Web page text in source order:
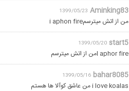
Aminking83
1399/05/23
من از اتش میترسمi aphon fire
start5
1399/05/20
I aphor fireمن از اتش میترسم
bahar8085
1399/05/16
i love koalas من عاشق کوآلا ها هستم